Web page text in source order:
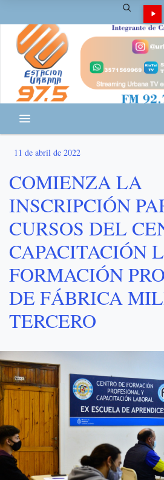
11 de abril de 2022
COMIENZA LA
INSCRIPCIÓN
CURSOS DEL
CAPACITACIÓN
FORMACIÓN
DE FÁBRICA
TERCERO